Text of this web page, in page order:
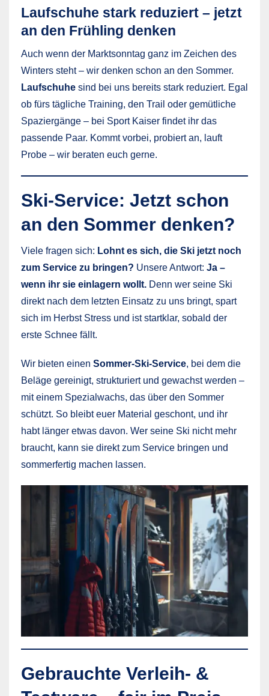
Laufschuhe stark reduziert – jetzt
an den Frühling denken
Auch wenn der Marktsonntag ganz im Zeichen des
Winters steht – wir denken schon an den Sommer.
Laufschuhe sind bei uns bereits stark reduziert. Egal
ob fürs tägliche Training, den Trail oder gemütliche
Spaziergänge – bei Sport Kaiser findet ihr das
passende Paar. Kommt vorbei, probiert an, lauft
Probe – wir beraten euch gerne.
Ski-Service: Jetzt schon
an den Sommer denken?
Viele fragen sich: Lohnt es sich, die Ski jetzt noch
zum Service zu bringen? Unsere Antwort: Ja –
wenn ihr sie einlagern wollt. Denn wer seine Ski
direkt nach dem letzten Einsatz zu uns bringt, spart
sich im Herbst Stress und ist startklar, sobald der
erste Schnee fällt.
Wir bieten einen Sommer-Ski-Service, bei dem die
Beläge gereinigt, strukturiert und gewachst werden –
mit einem Spezialwachs, das über den Sommer
schützt. So bleibt euer Material geschont, und ihr
habt länger etwas davon. Wer seine Ski nicht mehr
braucht, kann sie direkt zum Service bringen und
sommerfertig machen lassen.
Gebrauchte Verleih- &